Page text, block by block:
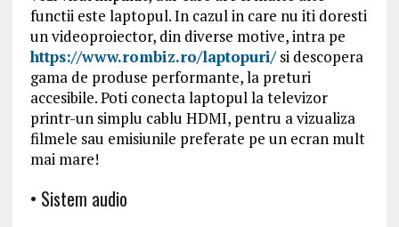
functii este laptopul. In cazul in care nu iti doresti
un videoproiector, din diverse motive, intra pe
https://www.rombiz.ro/laptopuri/si descopera
gama de produse performante, la preturi
accesibile. Poti conecta laptopul la televizor
printr-un simplu cablu HDMI, pentru a vizualiza
filmele sau emisiunile preferate pe un ecran mult
mai mare!
• Sistem audio